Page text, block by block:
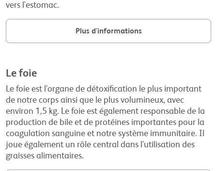
vers l'estomac.
Plus d'informations
Le foie
Le foie est l'organe de détoxification le plus important
de notre corps ainsi que le plus volumineux, avec
environ 1,5 kg. Le foie est également responsable de la
production de bile et de protéines importantes pour la
coagulation sanguine et notre système immunitaire. Il
joue également un rôle central dans l'utilisation des
graisses alimentaires.